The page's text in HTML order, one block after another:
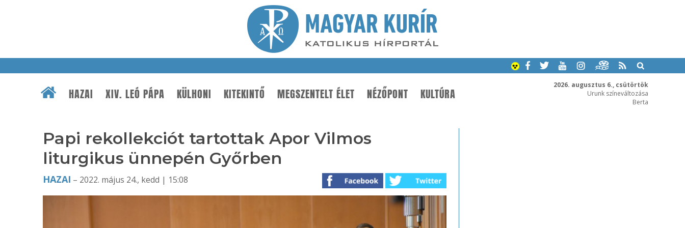
2026. augusztus 6., csütörtök
Urunk színeváltozása
Berta
HAZAI XIV. LEÓ PÁPA KÜLHONI KITEKINTŐ MEGSZENTELT ÉLET NÉZŐPONT KULTÚRA
Papi rekollekciót tartottak Apor Vilmos
liturgikus ünnepén Győrben
HAZAI – 2022. május 24., kedd | 15:08